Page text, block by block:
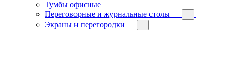
Тумбы офисные
Переговорные и журнальные столы
Экраны и перегородки